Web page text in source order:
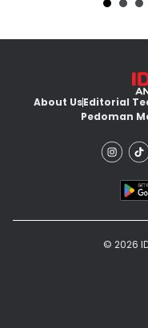
About UsEditorial
Pedoman
© 2026